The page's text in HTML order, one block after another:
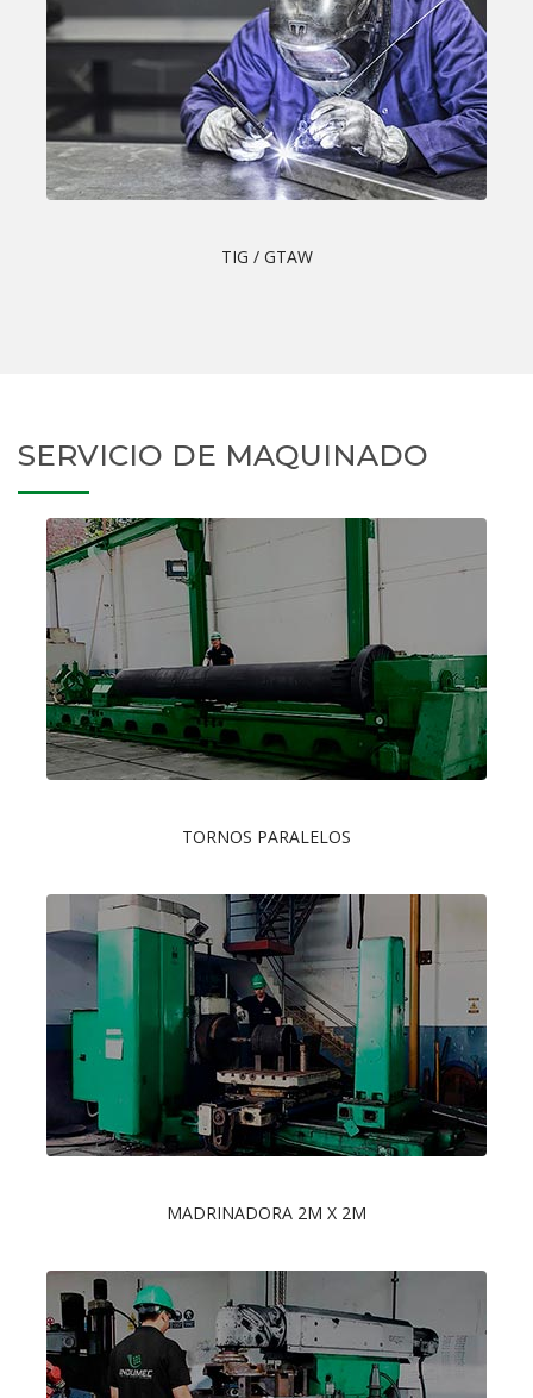
TIG / GTAW
SERVICIO DE MAQUINADO
TORNOS PARALELOS
MADRINADORA 2M X 2M